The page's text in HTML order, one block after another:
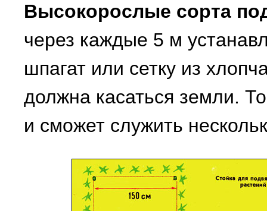
Высокорослые сорта
через каждые 5 м
шпагат или сетку из
должна касаться земли.
и сможет служить